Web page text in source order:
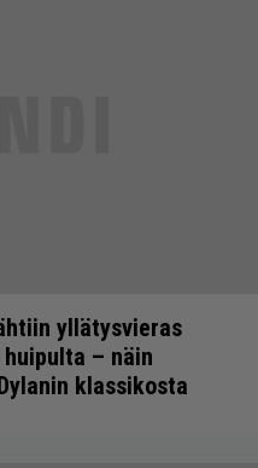
yllätysvieras
– näin
klassikosta